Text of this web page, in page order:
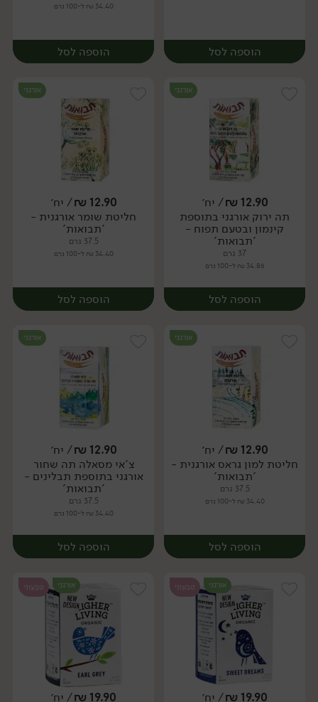
הוספה לסל
יח׳
34.40 ₪ ל-100 גרם
הוספה לסל
יח׳
אורגני
12.90
₪/ יח׳
תה ירוק אורגני בתוספת
קינמון ובטעם תפוח -
'תבואות'
37 גרם
34.86 ₪ ל-100 גרם
הוספה לסל
יח׳
אורגני
12.90
₪/ יח׳
חליטת שומר אורגנית -
'תבואות'
37.5 גרם
34.40 ₪ ל-100 גרם
הוספה לסל
יח׳
אורגני
12.90
₪/ יח׳
חליטת למון גראס אורגנית -
'תבואות'
37.5 גרם
34.40 ₪ ל-100 גרם
הוספה לסל
אורגני
12.90
₪/ יח׳
צ'אי מסאלה תה שחור
אורגני בתוספת תבלינים -
'תבואות'
37.5 גרם
34.40 ₪ ל-100 גרם
הוספה לסל
אורגני טבעוני
19.90
₪/ יח׳
אורגני טבעוני
19.90
₪/ יח׳